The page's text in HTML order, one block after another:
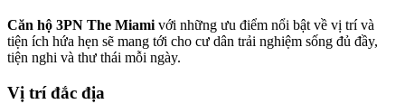
Căn hộ 3PN The Miami với những ưu điểm nổi bật về vị trí và
tiện ích hứa hẹn sẽ mang tới cho cư dân trải nghiệm sống đủ đầy,
tiện nghi và thư thái mỗi ngày.
Vị trí đắc địa